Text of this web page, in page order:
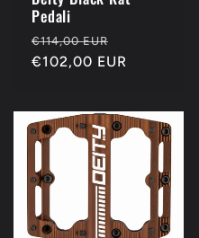
Pedali
Prezzo
di
€114,00 EUR
scontato
€102,00 EUR